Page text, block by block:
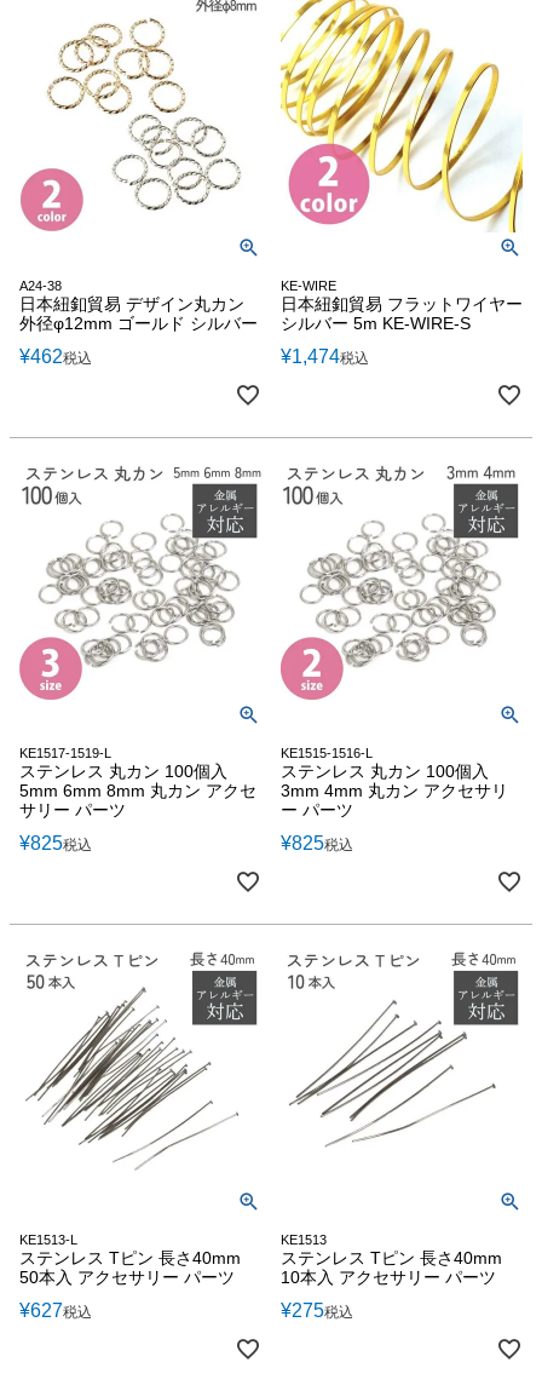
A24-38
日本紐釦貿易 デザイン丸カン
外径φ12mm ゴールド シルバー
¥462税込
KE-WIRE
日本紐釦貿易 フラットワイヤー
シルバー 5m KE-WIRE-S
¥1,474税込
KE1517-1519-L
ステンレス 丸カン 100個入
5mm 6mm 8mm 丸カン アクセ
サリー パーツ
¥825税込
KE1515-1516-L
ステンレス 丸カン 100個入
3mm 4mm 丸カン アクセサリ
ー パーツ
¥825税込
KE1513-L
ステンレス Tピン 長さ40mm
50本入 アクセサリー パーツ
¥627税込
KE1513
ステンレス Tピン 長さ40mm
10本入 アクセサリー パーツ
¥275税込